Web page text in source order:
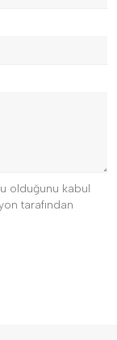
olduğunu kabul
tarafından